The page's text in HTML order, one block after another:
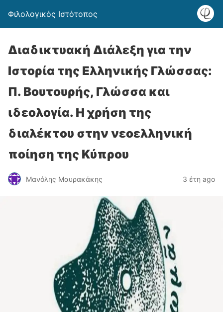
Φιλολογικός Ιστότοπος
Διαδικτυακή Διάλεξη για την
Ιστορία της Ελληνικής Γλώσσας:
Π. Βουτουρής, Γλώσσα και
ιδεολογία. Η χρήση της
διαλέκτου στην νεοελληνική
ποίηση της Κύπρου
Μανόλης Μαυρακάκης 3 έτη ago